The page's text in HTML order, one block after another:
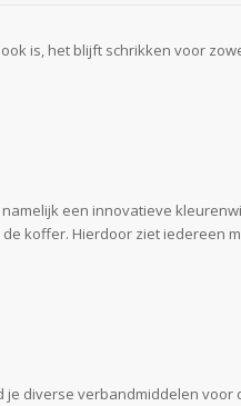
is, het blijft schrikken voor
een innovatieve
koffer. Hierdoor ziet iedereen
diverse verbandmiddelen